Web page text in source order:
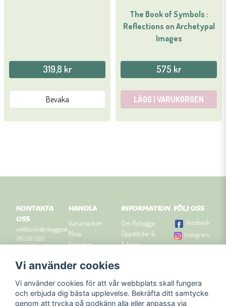
319,8 kr
Bevaka
The Book of Symbols :
Reflections on Archetypal
Images
575 kr
LÄGG I VARUKORGEN
KONTAKTA
OSS
webbutik@robygge.se
08-551 506
Orgnummer: 556463-
HANDLA
Varumärken
Mina
favoriter
Om cookies
Presenttips
INFORMATION
Om Robygge
Öppettider &
Adress
Kontakta oss
Nyhetsbrev
FÖLJ OSS
Facebook
Instagram
Vi använder cookies
Vi använder cookies för att vår webbplats skall fungera
och erbjuda dig bästa upplevelse. Bekräfta ditt samtycke
genom att trycka på godkänn alla eller anpassa via